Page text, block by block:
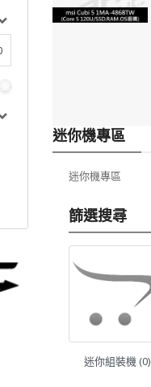
已賣出:
迷你機專區
迷你機專區
篩選搜尋
迷你組裝機 (0)